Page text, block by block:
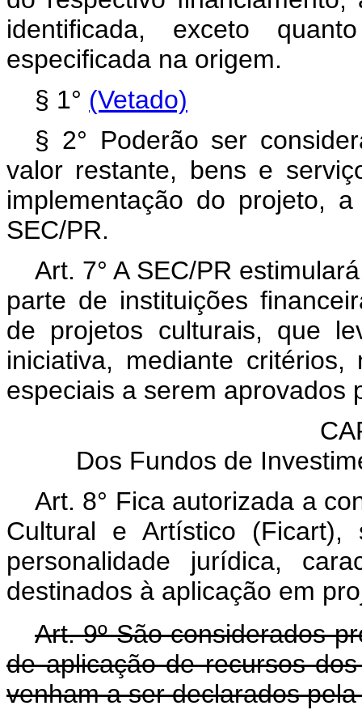
identificada, exceto
especificada na origem.
§ 1° (Vetado)
§ 2° Poderão ser
valor restante, bens e
implementação do projeto,
SEC/PR.
Art. 7° A SEC/PR
parte de instituições
de projetos culturais, que
iniciativa, mediante
especiais a serem aprovados
Dos Fundos de
Art. 8° Fica autorizada a
Cultural e Artístico
personalidade jurídica,
destinados à aplicação em
Art. 9º São considerados
de aplicação de recursos
venham a ser declarados